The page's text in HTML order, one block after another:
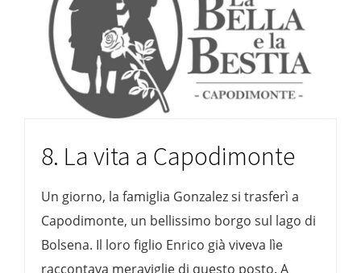
8. La vita a Capodimonte
Un giorno, la famiglia Gonzalez si trasferì a
Capodimonte, un bellissimo borgo sul lago di
Bolsena. Il loro figlio Enrico già viveva lìe
raccontava meraviglie di questo posto. A